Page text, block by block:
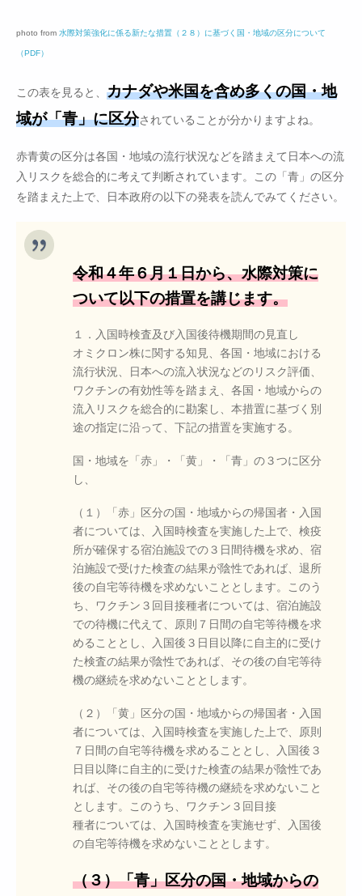
photo from 水際対策強化に係る新たな措置（２８）に基づく国・地域の区分について
（PDF）
この表を見ると、 カナダや米国を含め多くの国・地
域が「青」に区分されていることが分かりますよね。
赤青黄の区分は各国・地域の流行状況などを踏まえて日本への流
入リスクを総合的に考えて判断されています。この「青」の区分
を踏まえた上で、日本政府の以下の発表を読んでみてください。
令和４年６月１日から、水際対策に
ついて以下の措置を講じます。
１．入国時検査及び入国後待機期間の見直し
オミクロン株に関する知見、各国・地域における
流行状況、日本への流入状況などのリスク評価、
ワクチンの有効性等を踏まえ、各国・地域からの
流入リスクを総合的に勘案し、本措置に基づく別
途の指定に沿って、下記の措置を実施する。
国・地域を「赤」・「黄」・「青」の３つに区分
し、
（１）「赤」区分の国・地域からの帰国者・入国
者については、入国時検査を実施した上で、検疫
所が確保する宿泊施設での３日間待機を求め、宿
泊施設で受けた検査の結果が陰性であれば、退所
後の自宅等待機を求めないこととします。このう
ち、ワクチン３回目接種者については、宿泊施設
での待機に代えて、原則７日間の自宅等待機を求
めることとし、入国後３日目以降に自主的に受け
た検査の結果が陰性であれば、その後の自宅等待
機の継続を求めないこととします。
（２）「黄」区分の国・地域からの帰国者・入国
者については、入国時検査を実施した上で、原則
７日間の自宅等待機を求めることとし、入国後３
日目以降に自主的に受けた検査の結果が陰性であ
れば、その後の自宅等待機の継続を求めないこと
とします。このうち、ワクチン３回目接
種者については、入国時検査を実施せず、入国後
の自宅等待機を求めないこととします。
（３）「青」区分の国・地域からの